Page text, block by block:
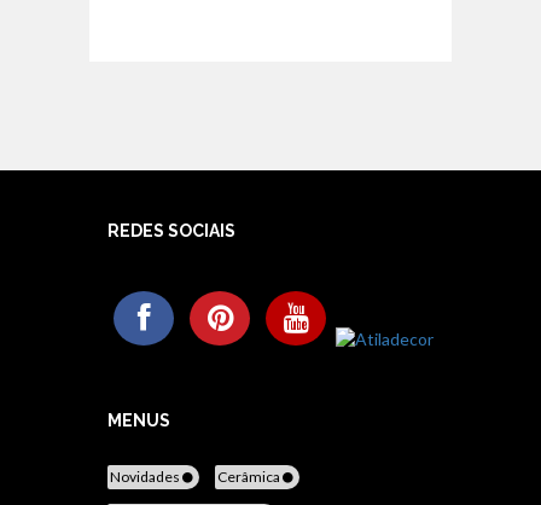
REDES SOCIAIS
MENUS
Novidades Cerâmica